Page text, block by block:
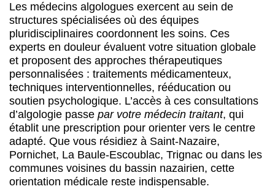
Les médecins algologues exercent au sein de
structures spécialisées où des équipes
pluridisciplinaires coordonnent les soins. Ces
experts en douleur évaluent votre situation globale
et proposent des approches thérapeutiques
personnalisées : traitements médicamenteux,
techniques interventionnelles, rééducation ou
soutien psychologique. L’accès à ces consultations
d’algologie passe par votre médecin traitant, qui
établit une prescription pour orienter vers le centre
adapté. Que vous résidiez à Saint-Nazaire,
Pornichet, La Baule-Escoublac, Trignac ou dans les
communes voisines du bassin nazairien, cette
orientation médicale reste indispensable.